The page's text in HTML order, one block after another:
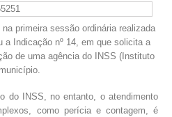
primeira sessão ordinária realizada
a Indicação nº 14, em que solicita a
de uma agência do INSS (Instituto
do INSS, no entanto, o atendimento
como perícia e contagem, é